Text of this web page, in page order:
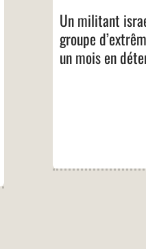
Un militant
groupe
un mois en